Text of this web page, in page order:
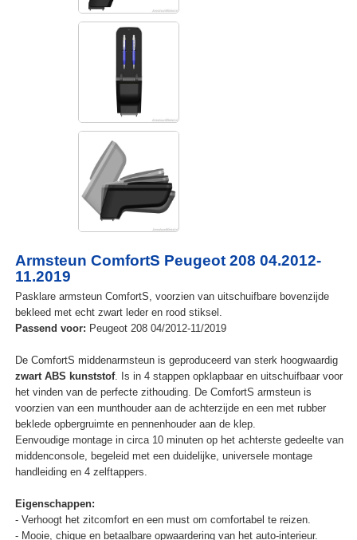
Armsteun ComfortS Peugeot 208 04.2012-
11.2019
Pasklare armsteun ComfortS, voorzien van uitschuifbare bovenzijde
bekleed met echt zwart leder en rood stiksel.
Passend voor: Peugeot 208 04/2012-11/2019
De ComfortS middenarmsteun is geproduceerd van sterk hoogwaardig
zwart ABS kunststof. Is in 4 stappen opklapbaar en uitschuifbaar voor
het vinden van de perfecte zithouding. De ComfortS armsteun is
voorzien van een munthouder aan de achterzijde en een met rubber
beklede opbergruimte en pennenhouder aan de klep.
Eenvoudige montage in circa 10 minuten op het achterste gedeelte van
middenconsole, begeleid met een duidelijke, universele montage
handleiding en 4 zelftappers.
Eigenschappen:
- Verhoogt het zitcomfort en een must om comfortabel te reizen.
- Mooie, chique en betaalbare opwaardering van het auto-interieur.